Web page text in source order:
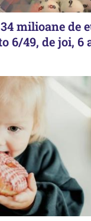
milioane de
6/49, de joi, 6